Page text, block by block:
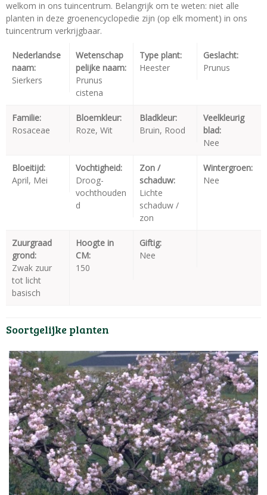
welkom in ons tuincentrum. Belangrijk om te weten: niet alle
planten in deze groenencyclopedie zijn (op elk moment) in ons
tuincentrum verkrijgbaar.
Nederlandse
naam:
Sierkers
Wetenschap
pelijke naam:
Prunus
cistena
Type plant:
Heester
Geslacht:
Prunus
Familie:
Rosaceae
Bloemkleur:
Roze, Wit
Bladkleur:
Bruin, Rood
Veelkleurig
blad:
Nee
Bloeitijd:
April, Mei
Vochtigheid:
Droog-
vochthouden
d
Zon /
schaduw:
Lichte
schaduw /
zon
Wintergroen:
Nee
Zuurgraad
grond:
Zwak zuur
tot licht
basisch
Hoogte in
CM:
150
Giftig:
Nee
Soortgelijke planten